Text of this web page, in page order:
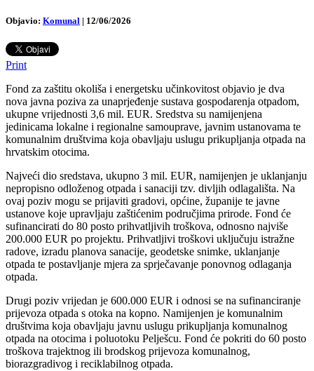
Objavio: Komunal | 12/06/2026
Print
Fond za zaštitu okoliša i energetsku učinkovitost objavio je dva
nova javna poziva za unaprjeđenje sustava gospodarenja otpadom,
ukupne vrijednosti 3,6 mil. EUR. Sredstva su namijenjena
jedinicama lokalne i regionalne samouprave, javnim ustanovama te
komunalnim društvima koja obavljaju uslugu prikupljanja otpada na
hrvatskim otocima.
Najveći dio sredstava, ukupno 3 mil. EUR, namijenjen je uklanjanju
nepropisno odloženog otpada i sanaciji tzv. divljih odlagališta. Na
ovaj poziv mogu se prijaviti gradovi, općine, županije te javne
ustanove koje upravljaju zaštićenim područjima prirode. Fond će
sufinancirati do 80 posto prihvatljivih troškova, odnosno najviše
200.000 EUR po projektu. Prihvatljivi troškovi uključuju istražne
radove, izradu planova sanacije, geodetske snimke, uklanjanje
otpada te postavljanje mjera za sprječavanje ponovnog odlaganja
otpada.
Drugi poziv vrijedan je 600.000 EUR i odnosi se na sufinanciranje
prijevoza otpada s otoka na kopno. Namijenjen je komunalnim
društvima koja obavljaju javnu uslugu prikupljanja komunalnog
otpada na otocima i poluotoku Pelješcu. Fond će pokriti do 60 posto
troškova trajektnog ili brodskog prijevoza komunalnog,
biorazgradivog i reciklabilnog otpada.